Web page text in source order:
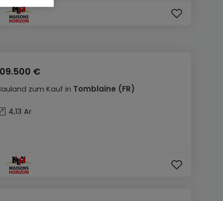
zum Kauf in Tomblaine (FR)
€
4,13 Ar